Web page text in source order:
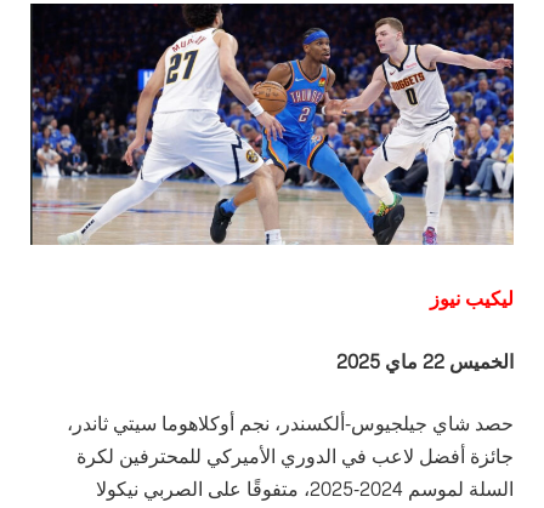
ليكيب نيوز
الخميس 22 ماي 2025
حصد شاي جيلجيوس-ألكسندر، نجم أوكلاهوما سيتي ثاندر،
جائزة أفضل لاعب في الدوري الأميركي للمحترفين لكرة
السلة لموسم 2024-2025، متفوقًا على الصربي نيكولا